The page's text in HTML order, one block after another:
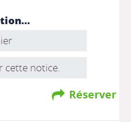
cette notice.
Réserver